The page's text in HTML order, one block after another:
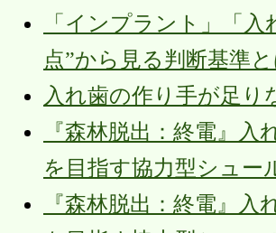
「インプラント」「
点”から見る判断基準
入れ歯の作り手が足り
『森林脱出：終電』
を目指す協力型シュー
『森林脱出：終電』